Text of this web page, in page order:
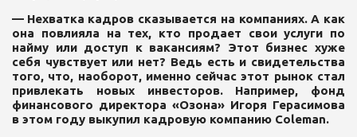
— Нехватка кадров сказывается на компаниях. А как
она повлияла на тех, кто продает свои услуги по
найму или доступ к вакансиям? Этот бизнес хуже
себя чувствует или нет? Ведь есть и свидетельства
того, что, наоборот, именно сейчас этот рынок стал
привлекать новых инвесторов. Например, фонд
финансового директора «Озона» Игоря Герасимова
в этом году выкупил кадровую компанию Coleman.